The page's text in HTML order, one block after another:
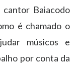
Baiacodo
é chamado o
músicos e
por conta da